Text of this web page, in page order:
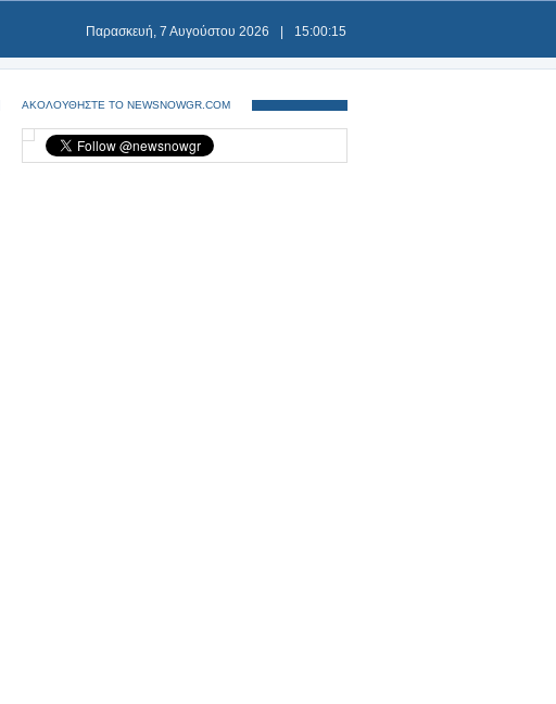
Παρασκευή, 7 Αυγούστου 2026 15:00:15
ΑΚΟΛΟΥΘΗΣΤΕ ΤΟ NEWSNOWGR.COM